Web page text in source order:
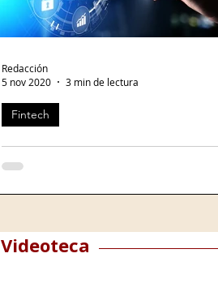
Asociación Latinoamericana de Internet
nube para las...
Fintech
Redacción
5 nov 2020
3 min de lectura
Videoteca